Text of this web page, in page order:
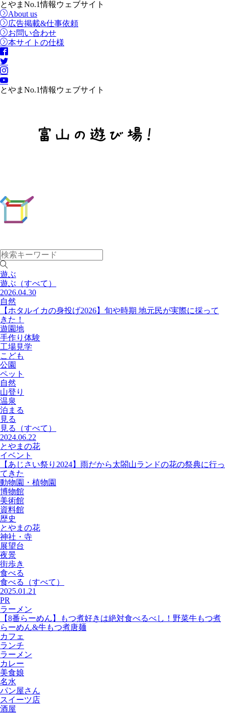
とやまNo.1情報ウェブサイト
About us
広告掲載&仕事依頼
お問い合わせ
本サイトの仕様
とやまNo.1情報ウェブサイト
遊ぶ
遊ぶ （すべて）
2026.04.30
自然
【ホタルイカの身投げ2026】旬や時期 地元民が実際に採って
きた！
遊園地
手作り体験
工場見学
こども
公園
ペット
自然
山登り
温泉
泊まる
見る
見る
（すべて）
2024.06.22
とやまの花
イベント
【あじさい祭り2024】雨だから太閤山ランドの花の祭典に行っ
てきた
動物園・植物園
博物館
美術館
資料館
歴史
とやまの花
神社・寺
展望台
夜景
街歩き
食べる
食べる
（すべて）
2025.01.21
PR
ラーメン
【8番らーめん】もつ煮好きは絶対食べるべし！野菜牛もつ煮
らーめん&牛もつ煮唐麺
カフェ
ランチ
ラーメン
カレー
美食娘
名水
パン屋さん
スイーツ店
酒屋